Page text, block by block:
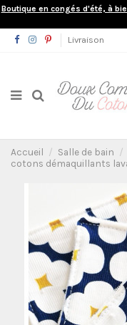
Boutique en congés d'été, à
Livraison
Accueil Salle de bain
cotons démaquillants